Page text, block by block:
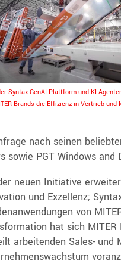
Syntax GenAI-Plattform und KI-
Brands die Effizienz in Vertrieb und
nach seinen
sowie PGT Windows and
neuen Initiative
und Exzellenz;
von
hat sich
arbeitenden Sales- und